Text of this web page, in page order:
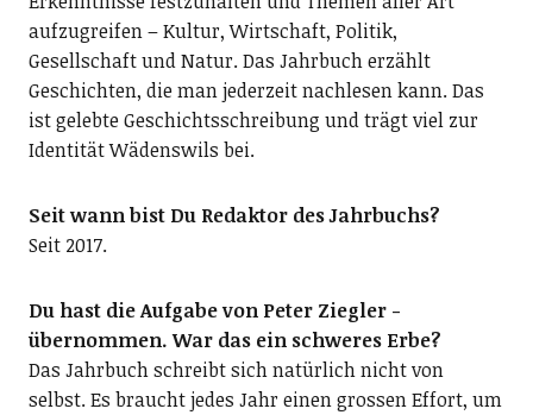
aufzugreifen – Kultur, Wirtschaft, Politik,
Gesellschaft und Natur. Das Jahrbuch erzählt
Geschichten, die man jederzeit nachlesen kann. Das
ist gelebte Geschichtsschreibung und trägt viel zur
Identität Wädenswils bei.
Seit wann bist Du Redaktor des Jahrbuchs?
Seit 2017.
Du hast die Aufgabe von Peter Ziegler ­
übernommen. War das ein schweres Erbe?
Das Jahrbuch schreibt sich natürlich nicht von
selbst. Es braucht jedes Jahr einen grossen Effort, um